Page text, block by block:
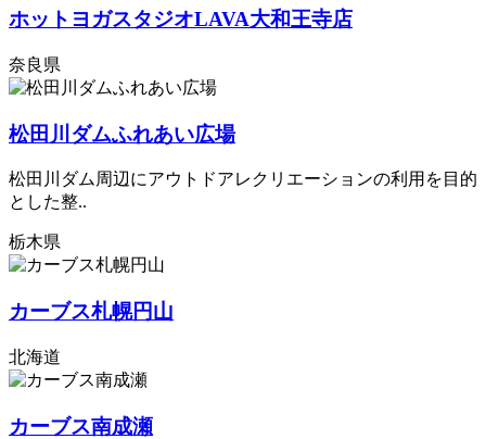
ホットヨガスタジオLAVA大和王寺店
奈良県
松田川ダムふれあい広場
松田川ダム周辺にアウトドアレクリエーションの利用を目的
とした整..
栃木県
カーブス札幌円山
北海道
カーブス南成瀬